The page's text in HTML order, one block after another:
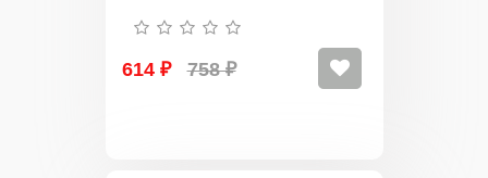
614 ₽ 758 ₽